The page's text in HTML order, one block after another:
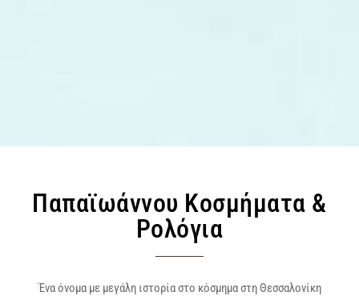
Παπαϊωάννου Κοσμήματα &
Ρολόγια
Ένα όνομα με μεγάλη ιστορία στο κόσμημα στη Θεσσαλονίκη